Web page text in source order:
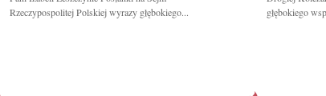
Rzeczypospolitej Polskiej wyrazy głębokiego...
głębokiego